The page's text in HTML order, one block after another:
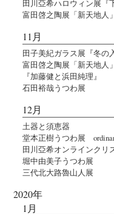
田川亞希ハロウィン展『
富田啓之陶展「新天地人」
11月
田子美紀ガラス展『冬の
富田啓之陶展「新天地人」
『加藤健と浜田純理』
石田裕哉うつわ展
12月
土器と須恵器
堂本正樹うつわ展
田川亞希オンラインクリ
堀中由美子うつわ展
三代北大路魯山人展
2020年
1月